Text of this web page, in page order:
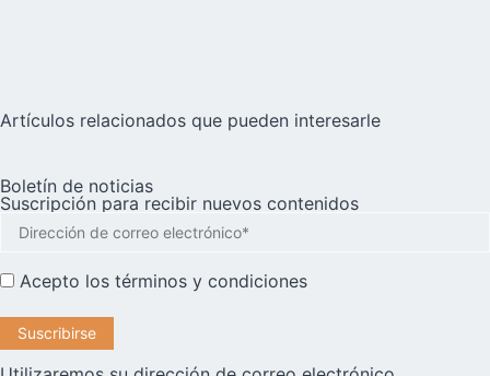
Artículos relacionados que pueden interesarle
Boletín de noticias
Suscripción para recibir nuevos contenidos
Acepto los términos y condiciones